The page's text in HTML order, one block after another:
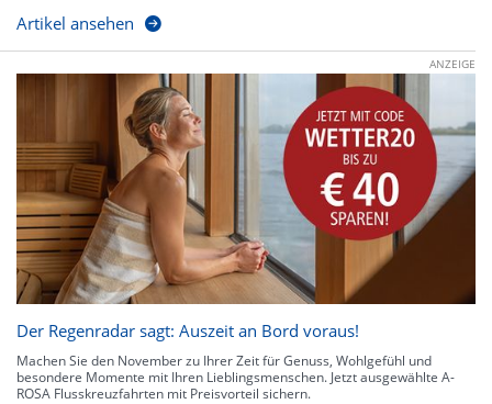
Artikel ansehen
ANZEIGE
Der Regenradar sagt: Auszeit an Bord voraus!
Machen Sie den November zu Ihrer Zeit für Genuss, Wohlgefühl und
besondere Momente mit Ihren Lieblingsmenschen. Jetzt ausgewählte A-
ROSA Flusskreuzfahrten mit Preisvorteil sichern.